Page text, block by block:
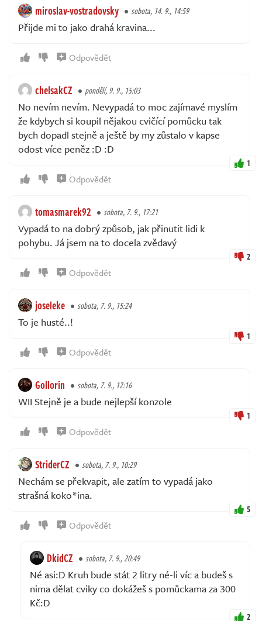
miroslav-vostradovsky sobota, 14. 9., 14:59
Přijde mi to jako drahá kravina...
Odpovědět
chelsakCZ pondělí, 9. 9., 15:03
No nevím nevím. Nevypadá to moc zajímavé myslím
že kdybych si koupil nějakou cvičící pomůcku tak
bych dopadl stejně a ještě by my zůstalo v kapse
odost více peněz :D :D
1
Odpovědět
tomasmarek92 sobota, 7. 9., 17:21
Vypadá to na dobrý způsob, jak přinutit lidi k
pohybu. Já jsem na to docela zvědavý
2
Odpovědět
joseleke sobota, 7. 9., 15:24
To je husté..!
1
Odpovědět
Gollorin sobota, 7. 9., 12:16
WII Stejně je a bude nejlepší konzole
1
Odpovědět
StriderCZ sobota, 7. 9., 10:29
Nechám se překvapit, ale zatím to vypadá jako
strašná koko*ina.
5
Odpovědět
DkidCZ sobota, 7. 9., 20:49
Né asi:D Kruh bude stát 2 litry né-li víc a budeš s
nima dělat cviky co dokážeš s pomůckama za 300
Kč:D
2